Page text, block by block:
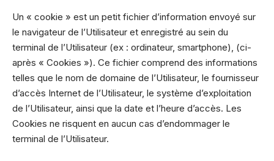
Un « cookie » est un petit fichier d’information envoyé sur
le navigateur de l’Utilisateur et enregistré au sein du
terminal de l’Utilisateur (ex : ordinateur, smartphone), (ci-
après « Cookies »). Ce fichier comprend des informations
telles que le nom de domaine de l’Utilisateur, le fournisseur
d’accès Internet de l’Utilisateur, le système d’exploitation
de l’Utilisateur, ainsi que la date et l’heure d’accès. Les
Cookies ne risquent en aucun cas d’endommager le
terminal de l’Utilisateur.